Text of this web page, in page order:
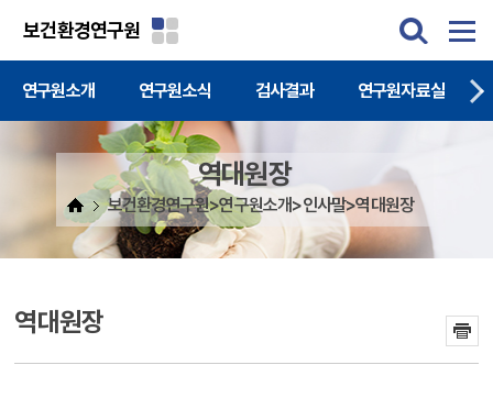
보건환경연구원
연구원소개 연구원소식 검사결과 연구원자료실
역대원장
보건환경연구원>연구원소개>인사말>역대원장
역대원장